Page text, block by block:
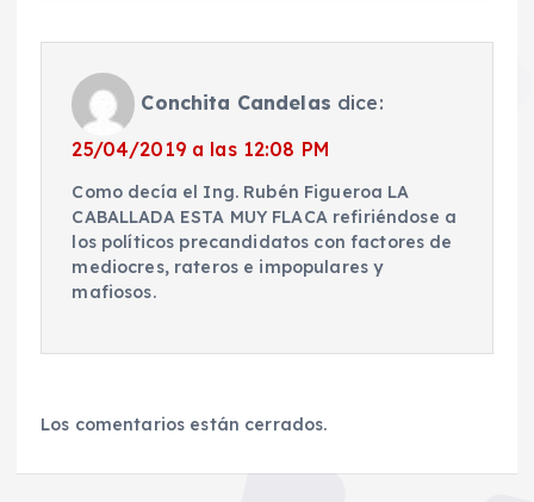
Conchita Candelas dice:
25/04/2019 a las 12:08 PM
Como decía el Ing. Rubén Figueroa LA
CABALLADA ESTA MUY FLACA refiriéndose a
los políticos precandidatos con factores de
mediocres, rateros e impopulares y
mafiosos.
Los comentarios están cerrados.